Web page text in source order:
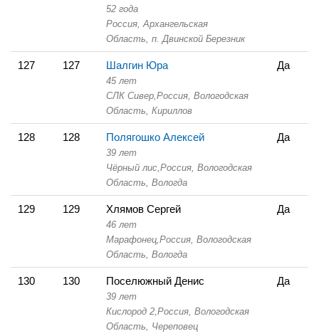
52 года
Россия, Архангельская
Область, п. Двинской Березник
127 127 Шалгин Юра
45 лет
СЛК Сивер, Россия, Вологодская
Область, Кириллов
Да
128 128 Полягошко Алексей
39 лет
Чёрный лис, Россия, Вологодская
Область, Вологда
Да
129 129 Хлямов Сергей
46 лет
Марафонец, Россия, Вологодская
Область, Вологда
Да
130 130 Поселюжный Денис
39 лет
Кислород 2, Россия, Вологодская
Область,
Череповец
Да